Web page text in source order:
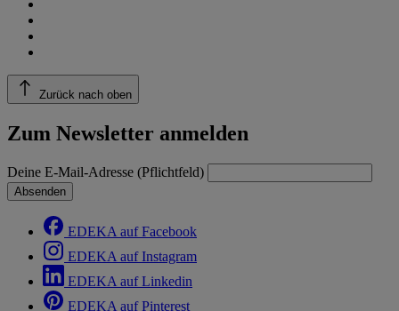
Zurück nach oben
Zum Newsletter anmelden
Deine E-Mail-Adresse (Pflichtfeld)
Absenden
EDEKA auf Facebook
EDEKA auf Instagram
EDEKA auf Linkedin
EDEKA auf Pinterest